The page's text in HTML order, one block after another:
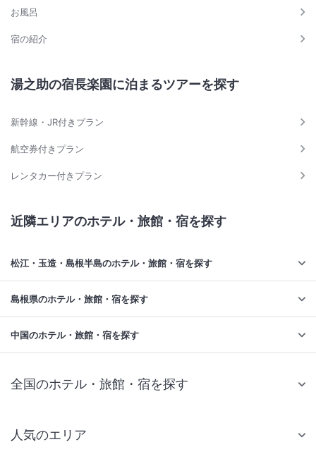
お風呂
宿の紹介
湯之助の宿長楽園に泊まるツアーを探す
新幹線・JR付きプラン
航空券付きプラン
レンタカー付きプラン
近隣エリアのホテル・旅館・宿を探す
松江・玉造・島根半島のホテル・旅館・宿を探す
島根県のホテル・旅館・宿を探す
中国のホテル・旅館・宿を探す
全国のホテル・旅館・宿を探す
人気のエリア